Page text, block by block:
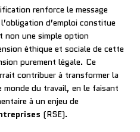
renforce le message
d’emploi constitue
non une simple option
éthique et sociale de cette
purement légale. Ce
contribuer à transformer la
monde du travail, en le faisant
à un enjeu de
(RSE).